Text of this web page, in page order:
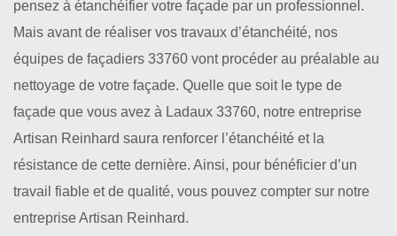
pensez à étanchéifier votre façade par un professionnel.
Mais avant de réaliser vos travaux d’étanchéité, nos
équipes de façadiers 33760 vont procéder au préalable au
nettoyage de votre façade. Quelle que soit le type de
façade que vous avez à Ladaux 33760, notre entreprise
Artisan Reinhard saura renforcer l’étanchéité et la
résistance de cette dernière. Ainsi, pour bénéficier d’un
travail fiable et de qualité, vous pouvez compter sur notre
entreprise Artisan Reinhard.